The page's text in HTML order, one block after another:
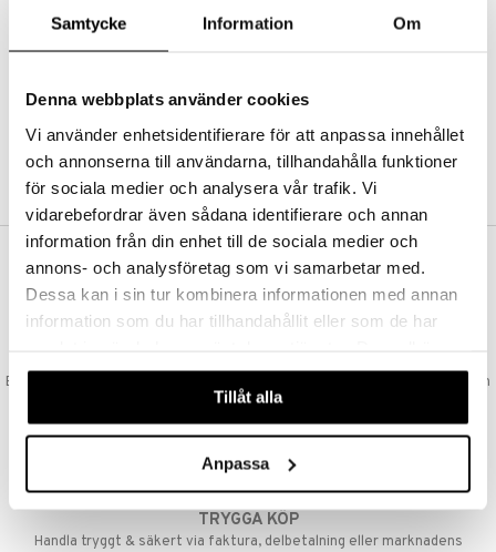
Samtycke Information Om
Denna webbplats använder cookies
Vi använder enhetsidentifierare för att anpassa innehållet
och annonserna till användarna, tillhandahålla funktioner
för sociala medier och analysera vår trafik. Vi
vidarebefordrar även sådana identifierare och annan
information från din enhet till de sociala medier och
annons- och analysföretag som vi samarbetar med.
Dessa kan i sin tur kombinera informationen med annan
information som du har tillhandahållit eller som de har
våra cookies vid fortsatt användande av vår webbplats.
Tillåt alla
Anpassa
Abonnemang
Bevaka produkter
Recensera produkter
SKAPA KUND
VAD KOSTAR FRAKTEN?
Vi erbjuder fri frakt från 350 kr. Vår gräns för fraktfri leverans bestäms
utifån vilken avdelning du handlar från. Läs mer här »
Beställningar lagda före 14:00 (gäller varor i lager) skickas normalt ut från
oss samma dag.
GODKÄND AV LÄKEMEDELSVERKET
EU-logotypen är symbolen som visar att vi är godkända av
TRYGGA KÖP
Handla tryggt & säkert via faktura, delbetalning eller marknadens